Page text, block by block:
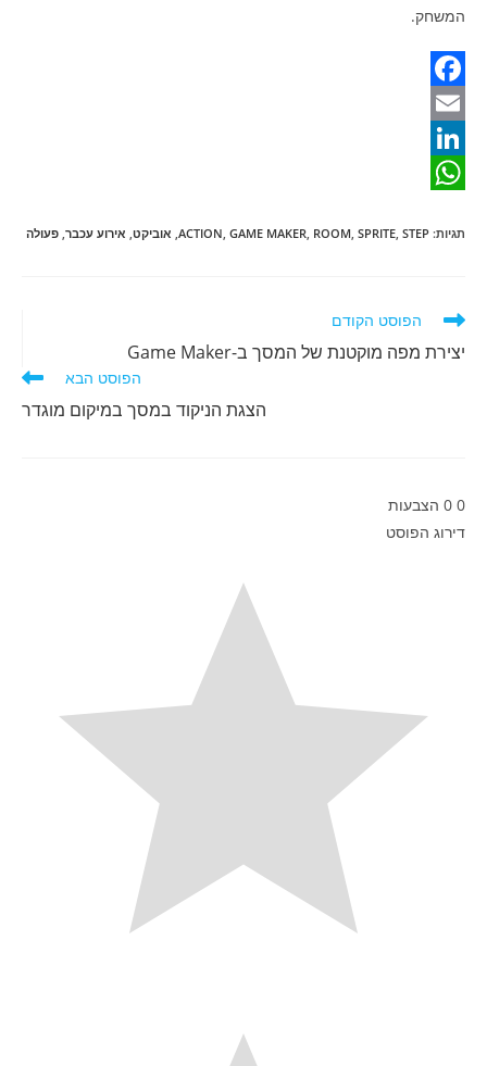
המשחק.
F
a
c
b
o
k
E
m
i
L
n
e
d
h
t
s
תגיות:
ACTION GAME MAKER ROOM SPRITE STEP אוביקט אירוע עכבר פעולה
לקרוא
נוספים
הפוסט הקודם
יצירת מפה מוקטנת של המסך ב-Game Maker
הפוסט הבא
הצגת הניקוד במסך במיקום מוגדר
0
0 הצבעות
דירוג הפוסט